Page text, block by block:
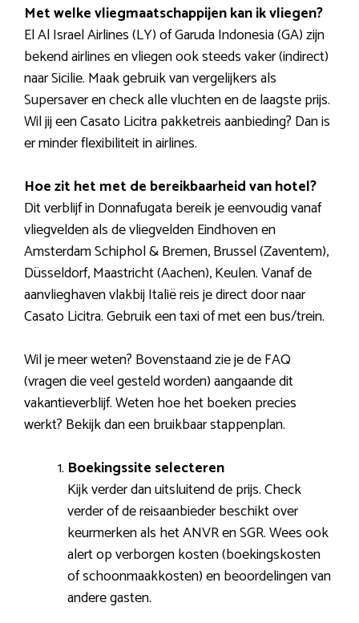
Met welke vliegmaatschappijen kan ik vliegen?
El Al Israel Airlines (LY) of Garuda Indonesia (GA) zijn
bekend airlines en vliegen ook steeds vaker (indirect)
naar Sicilie. Maak gebruik van vergelijkers als
Supersaver en check alle vluchten en de laagste prijs.
Wil jij een Casato Licitra pakketreis aanbieding? Dan is
er minder flexibiliteit in airlines.
Hoe zit het met de bereikbaarheid van hotel?
Dit verblijf in Donnafugata bereik je eenvoudig vanaf
vliegvelden als de vliegvelden Eindhoven en
Amsterdam Schiphol & Bremen, Brussel (Zaventem),
Düsseldorf, Maastricht (Aachen), Keulen. Vanaf de
aanvlieghaven vlakbij Italië reis je direct door naar
Casato Licitra. Gebruik een taxi of met een bus/trein.
Wil je meer weten? Bovenstaand zie je de FAQ
(vragen die veel gesteld worden) aangaande dit
vakantieverblijf. Weten hoe het boeken precies
werkt? Bekijk dan een bruikbaar stappenplan.
Boekingssite selecteren
Kijk verder dan uitsluitend de prijs. Check
verder of de reisaanbieder beschikt over
keurmerken als het ANVR en SGR. Wees ook
alert op verborgen kosten (boekingskosten
of schoonmaakkosten) en beoordelingen van
andere gasten.